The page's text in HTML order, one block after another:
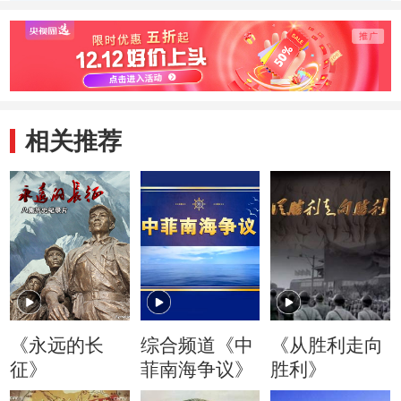
相关推荐
《永远的长
征》
综合频道《中
菲南海争议》
《从胜利走向
胜利》